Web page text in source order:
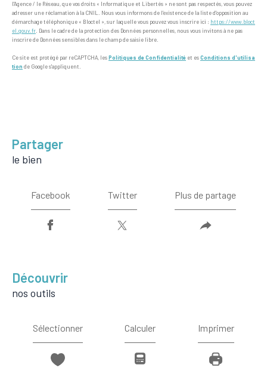
l'Agence / le Réseau, que vos droits « Informatique et Libertés » ne sont pas respectés, vous pouvez
adresser une réclamation à la CNIL. Nous vous informons de l’existence de la liste d'opposition au
démarchage téléphonique « Bloctel », sur laquelle vous pouvez vous inscrire ici : https://www.bloct
el.gouv.fr . Dans le cadre de la protection des Données personnelles, nous vous invitons à ne pas
inscrire de Données sensibles dans le champ de saisie libre.
Ce site est protégé par reCAPTCHA, lesPolitiques de Confidentialité et esConditions d'utilisa
tion de Google s'appliquent.
partager
le bien
Facebook Twitter Plus de partage
découvrir
nos outils
Sélectionner Calculer Imprimer